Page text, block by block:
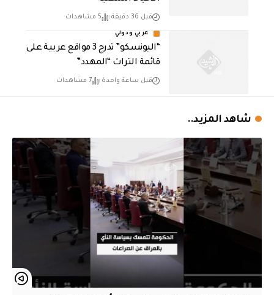
قبل 36 دقيقة 5 مشاهدات
عربي ودولي
“اليونسكو” تدرج 3 مواقع عربية على
قائمة التراث “المهدد”
قبل ساعة واحدة 7 مشاهدات
شاهد المزيد..